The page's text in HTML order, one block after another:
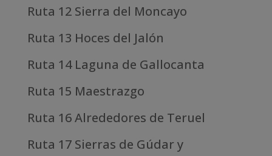
Ruta 12 Sierra del Moncayo
Ruta 13 Hoces del Jalón
Ruta 14 Laguna de Gallocanta
Ruta 15 Maestrazgo
Ruta 16 Alrededores de Teruel
Ruta 17 Sierras de Gúdar y